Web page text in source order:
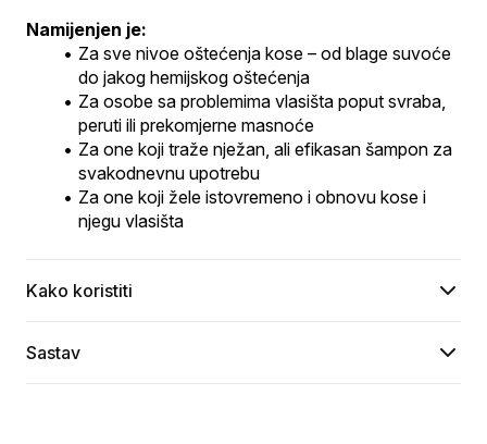
Namijenjen je:
Za sve nivoe oštećenja kose – od blage suvoće
do jakog hemijskog oštećenja
Za osobe sa problemima vlasišta poput svraba,
peruti ili prekomjerne masnoće
Za one koji traže nježan, ali efikasan šampon za
svakodnevnu upotrebu
Za one koji žele istovremeno i obnovu kose i
njegu vlasišta
Kako koristiti
Sastav